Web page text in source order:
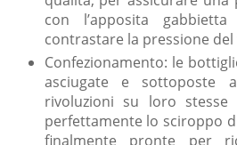
con l’apposita
contrastare la pressione del
Confezionamento: le
asciugate e sottoposte
rivoluzioni su loro stesse
perfettamente lo sciroppo
finalmente pronte per